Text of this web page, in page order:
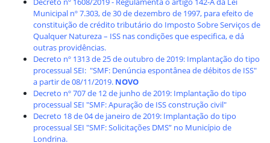
Municipal nº 7.303, de 30 de dezembro de 1997, para efeito de
constituição de crédito tributário do Imposto Sobre Serviços de
Qualquer Natureza – ISS nas condições que especifica, e dá
outras providências.
Decreto nº 1313 de 25 de outubro de 2019: Implantação do tipo
processual SEI: "SMF: Denúncia espontânea de débitos de ISS"
a partir de 08/11/2019. NOVO
Decreto nº 707 de 12 de junho de 2019: Implantação do tipo
processual SEI "SMF: Apuração de ISS construção civil"
Decreto 18 de 04 de janeiro de 2019: Implantação do tipo
processual SEI "SMF: Solicitações DMS” no Município de
Londrina.